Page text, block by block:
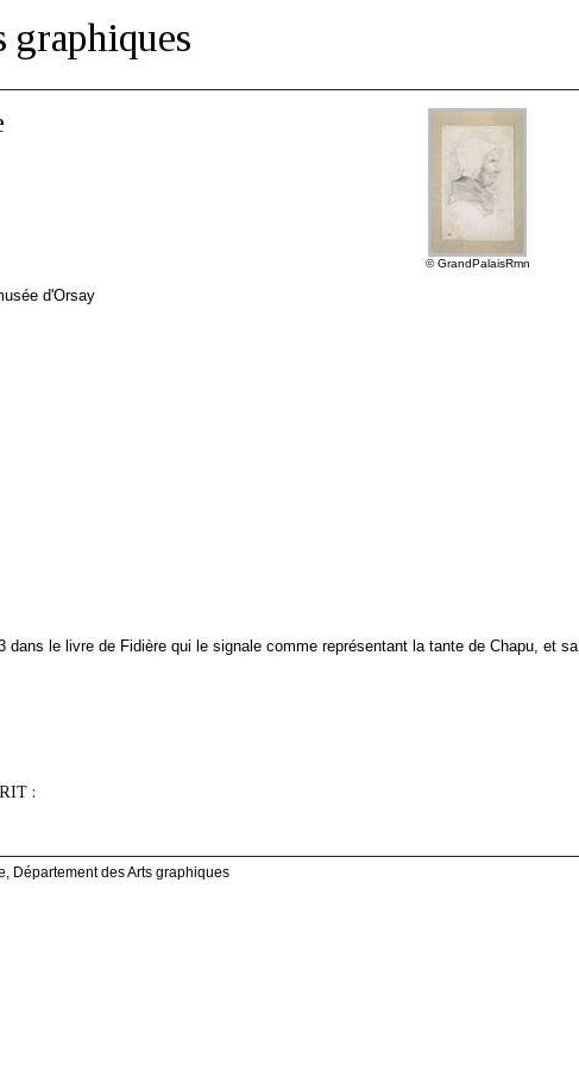
graphiques
© GrandPalaisRmn
d'Orsay
dans le livre de Fidière qui le signale comme représentant la tante de Chapu, et sa
:
Département des Arts graphiques